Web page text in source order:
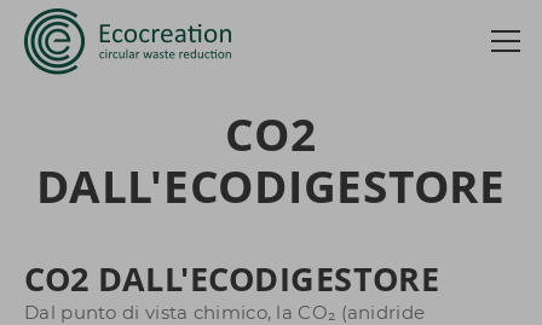
CO2
DALL'ECODIGESTORE
CO2 DALL'ECODIGESTORE
Dal punto di vista chimico, la CO₂ (anidride